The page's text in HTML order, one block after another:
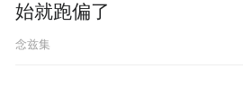
始就跑偏了
念兹集